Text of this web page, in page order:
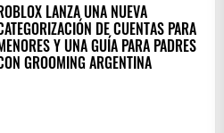
LANZA UNA NUEVA
DE CUENTAS PARA
Y UNA GUÍA PARA PADRES
GROOMING ARGENTINA